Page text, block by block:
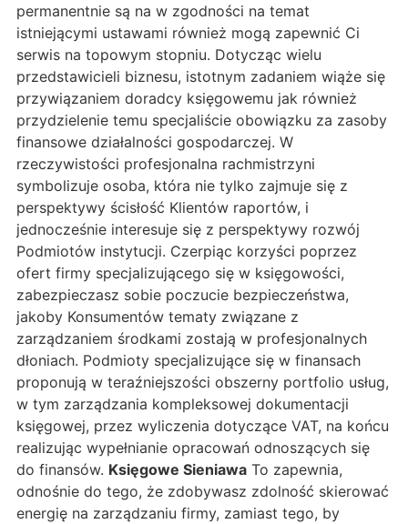
permanentnie są na w zgodności na temat
istniejącymi ustawami również mogą zapewnić Ci
serwis na topowym stopniu. Dotycząc wielu
przedstawicieli biznesu, istotnym zadaniem wiąże się
przywiązaniem doradcy księgowemu jak również
przydzielenie temu specjaliście obowiązku za zasoby
finansowe działalności gospodarczej. W
rzeczywistości profesjonalna rachmistrzyni
symbolizuje osoba, która nie tylko zajmuje się z
perspektywy ścisłość Klientów raportów, i
jednocześnie interesuje się z perspektywy rozwój
Podmiotów instytucji. Czerpiąc korzyści poprzez
ofert firmy specjalizującego się w księgowości,
zabezpieczasz sobie poczucie bezpieczeństwa,
jakoby Konsumentów tematy związane z
zarządzaniem środkami zostają w profesjonalnych
dłoniach. Podmioty specjalizujące się w finansach
proponują w teraźniejszości obszerny portfolio usług,
w tym zarządzania kompleksowej dokumentacji
księgowej, przez wyliczenia dotyczące VAT, na końcu
realizując wypełnianie opracowań odnoszących się
do finansów. Księgowe Sieniawa To zapewnia,
odnośnie do tego, że zdobywasz zdolność skierować
energię na zarządzaniu firmy, zamiast tego, by